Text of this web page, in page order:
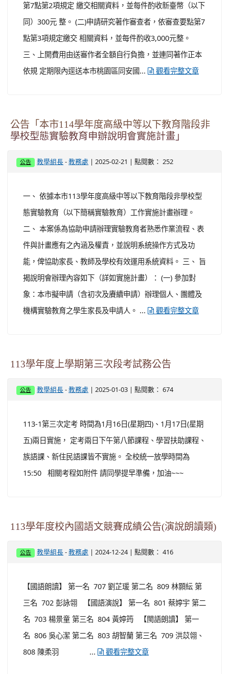
第7點第2項規定 繳交相關資料，並每件酌收新臺幣（以下
同）300元 整。 (二)申請研究著作審查者，依審查要點第7
點第3項規定繳交 相關資料，並每件酌收3,000元整。
三、上開費用由送審作者全額自行負擔，並連同著作正本
依規 定期限內逕送本市桃園區同安國...
觀看完整文章
公告「本市114學年度高級中等以下教育階段非
學校型態實驗教育申辦說明會實施計畫」
公告 教學組長 -教務處 | 2025-02-21 | 點閱數： 252
一、 依據本市113學年度高級中等以下教育階段非學校型
態實驗教育（以下簡稱實驗教育）工作實施計畫辦理。
二、 本案係為協助申請辦理實驗教育者熟悉作業流程、表
件與計畫應有之內涵及權責，並說明系統操作方式及功
能，俾協助家長、教師及學校有效運用系統資料。 三、 旨
揭說明會辦理內容如下（詳如實施計畫）： (一) 參加對
象：本市擬申請（含初次及賡續申請）辦理個人、團體及
機構實驗教育之學生家長及申請人。 ...
觀看完整文章
113學年度上學期第三次段考試務公告
公告 教學組長 -教務處 | 2025-01-03 | 點閱數： 674
113-1第三次定考 時間為1月16日(星期四)、1月17日(星期
五)兩日實施， 定考兩日下午第八節課程、學習扶助課程、
族語課、新住民語課皆不實施。 全校統一放學時間為
15:50 相關考程如附件 請同學提早準備，加油~~~
113學年度校內國語文競賽成績公告(演說朗讀類)
公告 教學組長 -教務處 | 2024-12-24 | 點閱數： 416
【國語朗讀】 第一名 707 劉芷瑗 第二名 809 林顥紜 第
三名 702 彭詠翎 【國語演說】 第一名 801 蔡婷宇 第二
名 703 楊景童 第三名 804 黃婷筠 【閩語朗讀】 第一
名 806 吳心潔 第二名 803 胡智蘭 第三名 709 洪苡翎、
808 陳柔羽 ...
觀看完整文章